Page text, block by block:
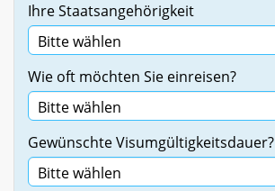
Ihre Staatsangehörigkeit
Wie oft möchten Sie einreisen?
Gewünschte Visumgültigkeitsdauer?